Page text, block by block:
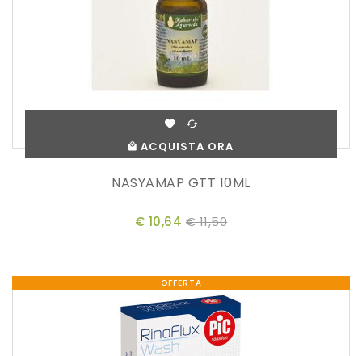
ACQUISTA ORA
NASYAMAP GTT 10ML
€ 10,64 € 11,50
OFFERTA